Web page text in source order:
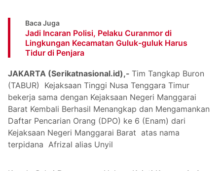
Baca Juga
Jadi Incaran Polisi, Pelaku Curanmor di
Lingkungan Kecamatan Guluk-guluk Harus
Tidur di Penjara
JAKARTA (Serikatnasional.id),- Tim Tangkap Buron
(TABUR) Kejaksaan Tinggi Nusa Tenggara Timur
bekerja sama dengan Kejaksaan Negeri Manggarai
Barat Kembali Berhasil Menangkap dan Mengamankan
Daftar Pencarian Orang (DPO) ke 6 (Enam) dari
Kejaksaan Negeri Manggarai Barat atas nama
terpidana Afrizal alias Unyil